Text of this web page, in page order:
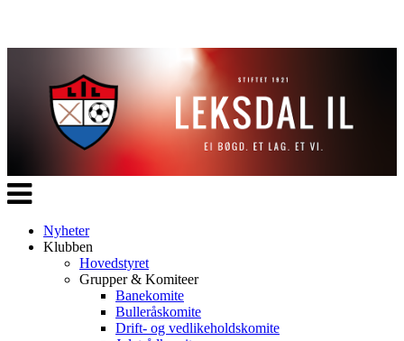
Veksle
navigasjon
Nyheter
Klubben
Hovedstyret
Grupper & Komiteer
Banekomite
Bulleråskomite
Drift- og vedlikeholdskomite